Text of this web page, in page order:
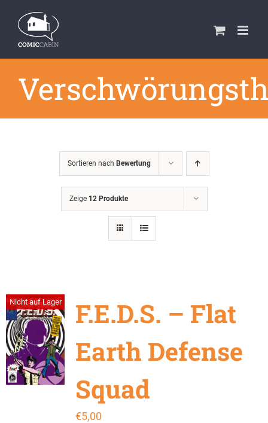
Inhalt
springen
Sortieren nach Bewertung
Zeige 12 Produkte
Nicht auf Lager
F.E.D.S. – Flat
Earth Defense
Squad
€5,00